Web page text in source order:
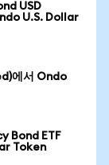
USD
U.S. Dollar
에서 Ondo
Bond ETF
Token